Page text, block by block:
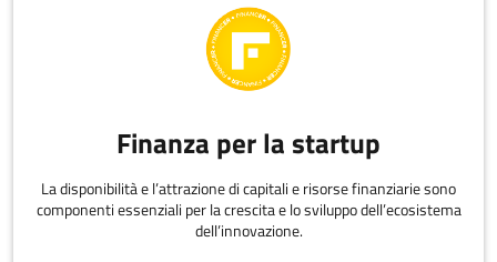
Finanza per la startup
La disponibilità e l’attrazione di capitali e risorse finanziarie sono
componenti essenziali per la crescita e lo sviluppo dell’ecosistema
dell’innovazione.